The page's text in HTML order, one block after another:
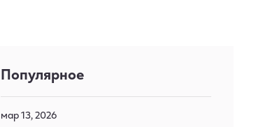
Популярное
мар 13, 2026